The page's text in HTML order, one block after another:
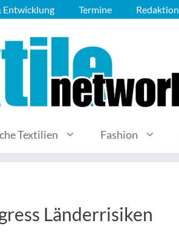
Entwicklung Termine Redaktion
Textilien Fashion
Länderrisiken